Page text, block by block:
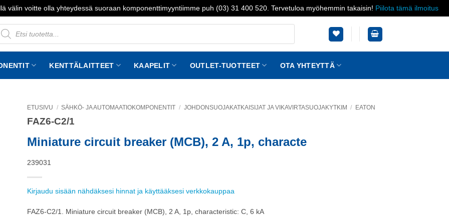
välin voitte olla yhteydessä suoraan komponenttimyyntiimme puh (03) 31 400 520. Tervetuloa myöhemmin takaisin! Piilota tämä ilmoitus
KENTTÄLAITTEET KAAPELIT OUTLET-TUOTTEET OTA YHTEYTTÄ
ETUSIVU / SÄHKÖ- JA AUTOMAATIOKOMPONENTIT / JOHDONSUOJAKATKAISIJAT JA VIKAVIRTASUOJAKYTKIM / EATON
FAZ6-C2/1
Miniature circuit breaker (MCB), 2 A, 1p, characte
239031
Kirjaudu sisään nähdäksesi hinnat ja käyttääksesi verkkokauppaa
FAZ6-C2/1. Miniature circuit breaker (MCB), 2 A, 1p, characteristic: C, 6 kA